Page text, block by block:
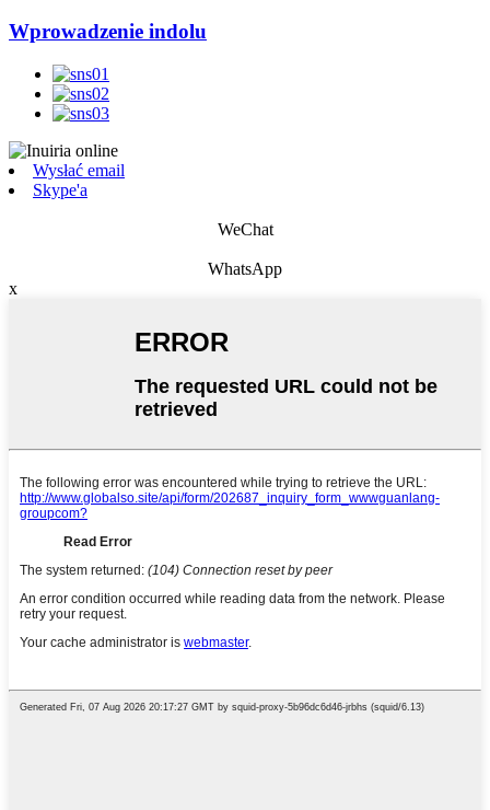
Wprowadzenie indolu
Wysłać email
Skype'a
WeChat
WhatsApp
x